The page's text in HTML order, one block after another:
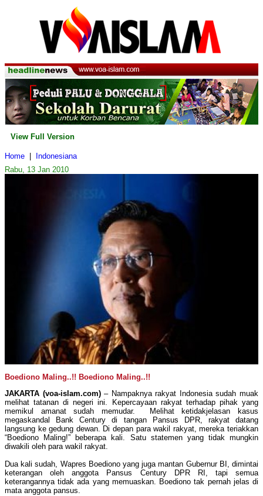
View Full Version
Home
Indonesiana
Rabu, 13 Jan 2010
Boediono Maling..!! Boediono Maling..!!
JAKARTA (voa-islam.com)– Nampaknya rakyat Indonesia sudah muak
melihat tatanan di negeri ini. Kepercayaan rakyat terhadap pihak yang
memikul amanat sudah memudar. Melihat ketidakjelasan kasus
megaskandal Bank Century di tangan Pansus DPR, rakyat datang
langsung ke gedung dewan. Di depan para wakil rakyat, mereka teriakkan
“Boediono Maling!” beberapa kali. Satu statemen yang tidak mungkin
diwakili oleh para wakil rakyat.
Dua kali sudah, Wapres Boediono yang juga mantan Gubernur BI, dimintai
keterangan oleh anggota Pansus Century DPR RI, tapi semua
keterangannya tidak ada yang memuaskan. Boediono tak pernah jelas di
mata anggota pansus.